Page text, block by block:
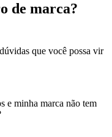
de marca?
que você possa vir
e minha marca não tem